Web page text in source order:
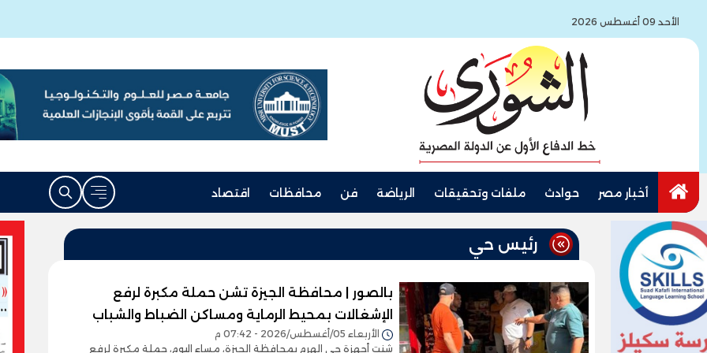
الأحد 09 أغسطس 2026
أخبار مصر حوادث ملفات وتحقيقات الرياضة فن محافظات اقتصاد
رئيس حي
بالصور | محافظة الجيزة تشن حملة مكبرة لرفع
الإشغالات بمحيط الرماية ومساكن الضباط والشباب
الأربعاء 05/أغسطس/2026 - 07:42 م
شنت أجهزة حي الهرم بمحافظة الجيزة، مساء اليوم، حملة مكبرة لرفع